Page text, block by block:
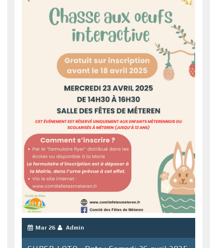
Mar 26 Admin